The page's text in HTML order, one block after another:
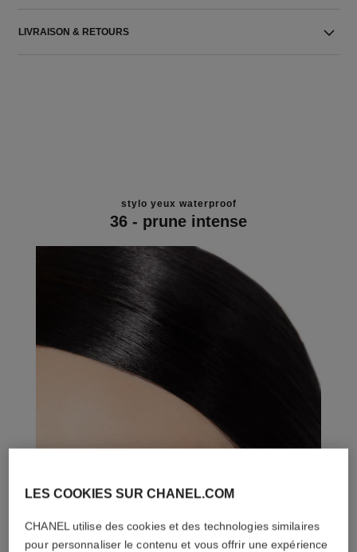
LIVRAISON & RETOURS
stylo yeux waterproof
36 - prune intense
LES COOKIES SUR CHANEL.COM
CHANEL utilise des cookies et des technologies similaires
pour personnaliser le contenu et vous offrir une expérience